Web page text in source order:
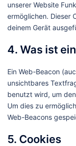
unserer Website
ermöglichen. Dieser
deinem Gerät
4. Was ist
Ein Web-Beacon
unsichtbares
benutzt wird, um
Um dies zu
Web-Beacons
5. Cookies